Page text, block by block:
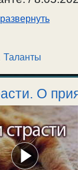
развернуть
Таланты
О